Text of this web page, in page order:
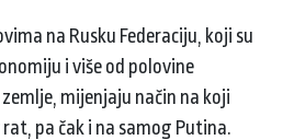
na Rusku Federaciju, koji su
i više od polovine
mijenjaju način na koji
pa čak i na samog Putina.